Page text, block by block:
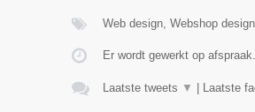
Web design, Webshop
Er wordt gewerkt op afspraak.
Laatste tweets ▼ Laatste